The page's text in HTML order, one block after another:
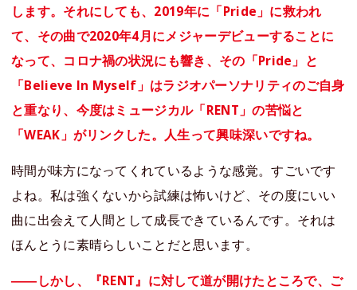
します。それにしても、2019年に「Pride」に救われ
て、その曲で2020年4月にメジャーデビューすることに
なって、コロナ禍の状況にも響き、その「Pride」と
「Believe In Myself」はラジオパーソナリティのご自身
と重なり、今度はミュージカル「RENT」の苦悩と
「WEAK」がリンクした。人生って興味深いですね。
時間が味方になってくれているような感覚。すごいです
よね。私は強くないから試練は怖いけど、その度にいい
曲に出会えて人間として成長できているんです。それは
ほんとうに素晴らしいことだと思います。
――しかし、『RENT』に対して道が開けたところで、ご